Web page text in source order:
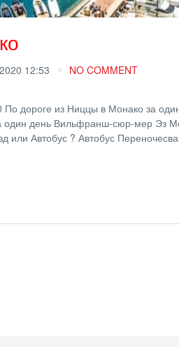
12:53 NO COMMENT
По дороге из Ниццы в Монако за
один день Вильфранш-сюр-мер Эз
или Автобус ? Автобус